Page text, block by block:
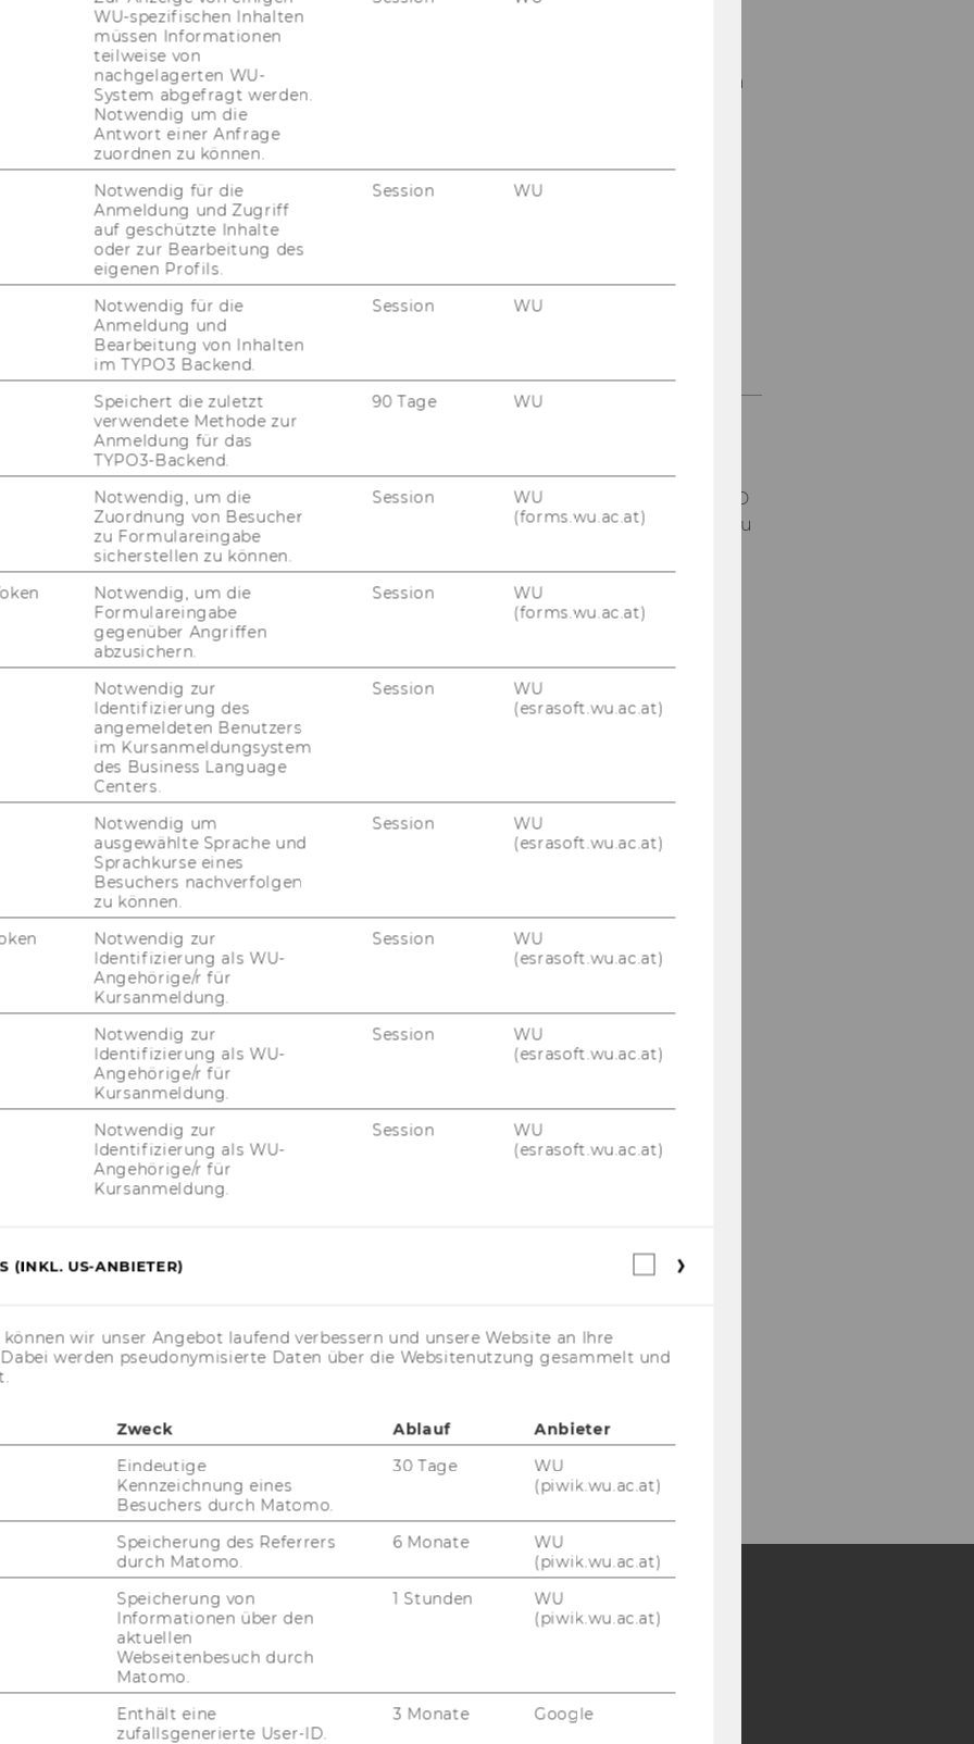
ist das IOD am bes­ten per
zu
in­ter­ak­ti­ven Cam­pus­plan der WU Wien
D5
Unsere Social Media
Au­ßer­halb un­se­rer Öff­
nungs­zei­ten ist das IOD
am bes­ten per
zu
NewsletterBluesky
WU-spezifischen Inhalten
müssen Informationen
teilweise von
nachgelagerten WU-
System abgefragt werden.
Notwendig um die
Antwort einer Anfrage
zuordnen zu können.
Notwendig für die
Anmeldung und Zugriff
auf geschützte Inhalte
oder zur Bearbeitung des
eigenen Profils.
Session WU
Notwendig für die
Anmeldung und
Bearbeitung von Inhalten
im TYPO3 Backend.
Session WU
Speichert die zuletzt
verwendete Methode zur
Anmeldung für das
TYPO3-Backend.
90 Tage WU
Notwendig, um die
Zuordnung von Besucher
zu Formulareingabe
sicherstellen zu können.
Session
WU
(forms.wu.ac.at)
Notwendig, um die
Formulareingabe
gegenüber Angriffen
abzusichern.
Session
WU
(forms.wu.ac.at)
Notwendig zur
Identifizierung des
angemeldeten Benutzers
im Kursanmeldungsystem
des Business Language
Centers.
Session
WU
(esrasoft.wu.ac.at)
Notwendig um
ausgewählte Sprache und
Sprachkurse eines
Besuchers nachverfolgen
zu können.
Session
WU
(esrasoft.wu.ac.at)
Notwendig zur
Identifizierung als WU-
Angehörige/r für
Kursanmeldung.
Session
WU
(esrasoft.wu.ac.at)
Notwendig zur
Identifizierung als WU-
Angehörige/r für
Kursanmeldung.
Session
WU
(esrasoft.wu.ac.at)
Notwendig zur
Identifizierung als WU-
Angehörige/r für
Kursanmeldung.
Session
WU
(esrasoft.wu.ac.at)
(INKL. US-ANBIETER)
Webstatistik
wir unser Angebot laufend verbessern und unsere Website an Ihre
werden pseudonymisierte Daten über die Websitenutzung gesammelt und
Zweck Ablauf
Anbieter
Eindeutige
Kennzeichnung eines
Besuchers durch Matomo.
30 Tage
WU
(piwik.wu.ac.at)
Speicherung des Referrers
durch Matomo.
6 Monate
WU
(piwik.wu.ac.at)
Speicherung von
Informationen über den
aktuellen
Webseitenbesuch durch
Matomo.
1 Stunden
WU
(piwik.wu.ac.at)
Enthält eine
zufallsgenerierte User-ID.
3 Monate Google